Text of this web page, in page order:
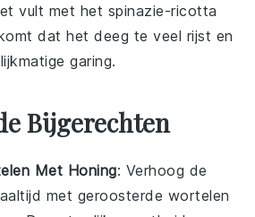
vult met het spinazie-ricotta
dat het deeg te veel rijst en
garing.
Bijgerechten
Met Honing: Verhoog de
met geroosterde wortelen